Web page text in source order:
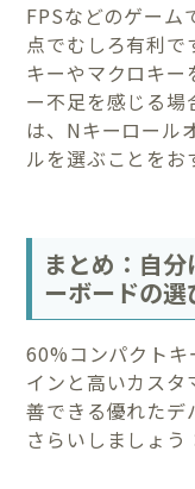
FPSなどのゲーム
点でむしろ有利で
キーやマクロキー
ー不足を感じる場
は、Nキーロール
ルを選ぶことをお
まとめ：自
ーボードの選
60%コンパクト
インと高いカスタ
善できる優れたデ
さらいしましょう